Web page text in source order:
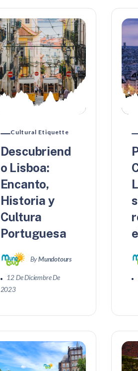
Cultural Etiquette
Descubriend
o Lisboa:
Encanto,
Historia y
Cultura
Portuguesa
ByMundotours
12 De Diciembre De
2023